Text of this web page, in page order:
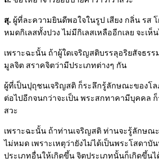
สุ. ผู้ที่ละความยินดีพอใจในรูป เสียง กลิ่น ร
หมดกิเลสทั้งปวง ไม่มีกิเลสเหลืออีกเลย จะเ
เพราะฉะนั้น ถ้าผู้ใดเจริญสติบรรลุอริยสัจธ
มูลจิต สราคจิตว่ามีประเภทต่างๆ กัน
ผู้ที่เป็นปุถุชนเจริญสติ ก็ระลึกรู้ลักษณะของโ
ต่อไปอีกจนกว่าจะเป็น พระสกทาคามีบุคคล
สวะ
เพราะฉะนั้น ถ้าท่านเจริญสติ ท่านจะรู้ลักษณะ
ไม่หมด เพราะเหตุว่ายังไม่ได้เป็นพระโสดา
ประเภทอื่นให้เกิดขึ้น จิตประเภทนั้นก็เกิดขึ้นไ